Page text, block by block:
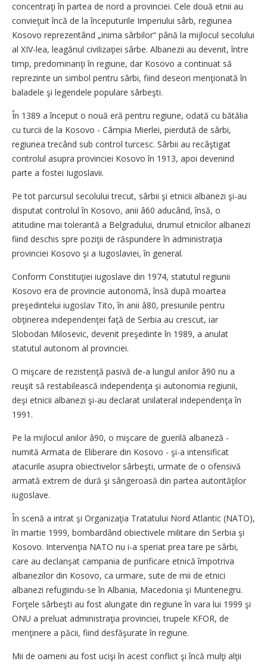
concentraţi în partea de nord a provinciei. Cele două etnii au
convieţuit încă de la începuturile Imperiului sârb, regiunea
Kosovo reprezentând „inima sârbilor“ până la mijlocul secolului
al XIV-lea, leagănul civilizaţiei sârbe. Albanezii au devenit, între
timp, predominanţi în regiune, dar Kosovo a continuat să
reprezinte un simbol pentru sârbi, fiind deseori menţionată în
baladele şi legendele populare sârbeşti.
În 1389 a început o nouă eră pentru regiune, odată cu bătălia
cu turcii de la Kosovo - Câmpia Mierlei, pierdută de sârbi,
regiunea trecând sub control turcesc. Sârbii au recâştigat
controlul asupra provinciei Kosovo în 1913, apoi devenind
parte a fostei Iugoslavii.
Pe tot parcursul secolului trecut, sârbii şi etnicii albanezi şi-au
disputat controlul în Kosovo, anii â60 aducând, însă, o
atitudine mai tolerantă a Belgradului, drumul etnicilor albanezi
fiind deschis spre poziţii de răspundere în administraţia
provinciei Kosovo şi a Iugoslaviei, în general.
Conform Constituţiei iugoslave din 1974, statutul regiunii
Kosovo era de provincie autonomă, însă după moartea
preşedintelui iugoslav Tito, în anii â80, presiunile pentru
obţinerea independenţei faţă de Serbia au crescut, iar
Slobodan Milosevic, devenit preşedinte în 1989, a anulat
statutul autonom al provinciei.
O mişcare de rezistenţă pasivă de-a lungul anilor â90 nu a
reuşit să restabilească independenţa şi autonomia regiunii,
deşi etnicii albanezi şi-au declarat unilateral independenţa în
1991.
Pe la mijlocul anilor â90, o mişcare de guerilă albaneză -
numită Armata de Eliberare din Kosovo - şi-a intensificat
atacurile asupra obiectivelor sârbeşti, urmate de o ofensivă
armată extrem de dură şi sângeroasă din partea autorităţilor
iugoslave.
În scenă a intrat şi Organizaţia Tratatului Nord Atlantic (NATO),
în martie 1999, bombardând obiectivele militare din Serbia şi
Kosovo. Intervenţia NATO nu i-a speriat prea tare pe sârbi,
care au declanşat campania de purificare etnică împotriva
albanezilor din Kosovo, ca urmare, sute de mii de etnici
albanezi refugiindu-se în Albania, Macedonia şi Muntenegru.
Forţele sârbeşti au fost alungate din regiune în vara lui 1999 şi
ONU a preluat administraţia provinciei, trupele KFOR, de
menţinere a păcii, fiind desfăşurate în regiune.
Mii de oameni au fost ucişi în acest conflict şi încă mulţi alţii